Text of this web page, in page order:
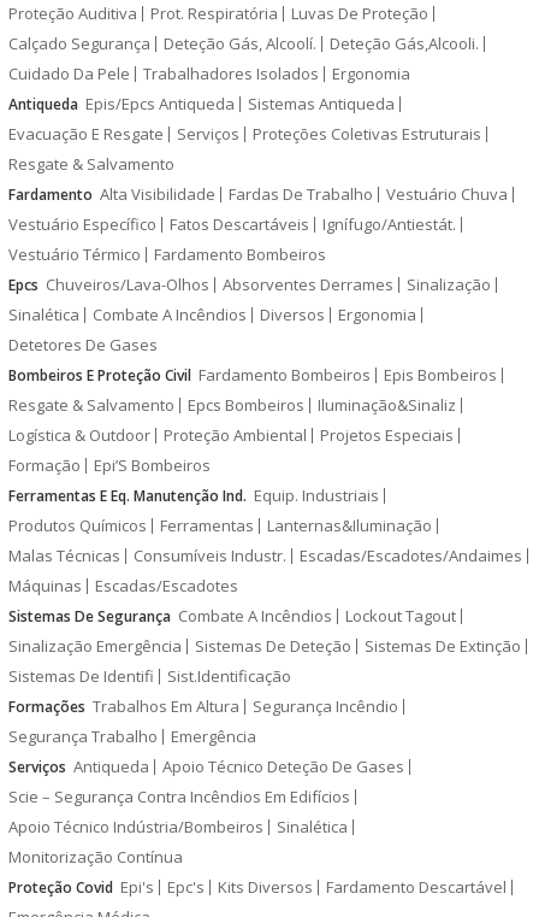
Proteção Auditiva
Prot. Respiratória
Luvas De Proteção
Calçado Segurança
Deteção Gás, Alcoolí.
Deteção Gás,Alcooli.
Cuidado Da Pele
Trabalhadores Isolados Ergonomia
Antiqueda Epis/Epcs Antiqueda
Sistemas Antiqueda
Evacuação E Resgate
Serviços
Proteções Coletivas Estruturais
Resgate & Salvamento
Fardamento Alta Visibilidade Fardas De Trabalho
Vestuário Chuva
Vestuário Específico
Fatos Descartáveis
Ignífugo/Antiestát.
Vestuário Térmico
Fardamento Bombeiros
Epcs Chuveiros/Lava-Olhos Absorventes Derrames
Sinalização
Sinalética
Combate A Incêndios Diversos
Ergonomia
Detetores De Gases
Bombeiros E Proteção Civil Fardamento Bombeiros
Epis Bombeiros
Resgate & Salvamento
Epcs Bombeiros
Iluminação&Sinaliz
Logística & Outdoor
Proteção Ambiental
Projetos Especiais
Formação
Epi’S Bombeiros
Ferramentas E Eq. Manutenção Ind. Equip. Industriais
Produtos Químicos
Ferramentas
Lanternas&Iluminação
Malas Técnicas
Consumíveis Industr.
Escadas/Escadotes/Andaimes
Máquinas
Escadas/Escadotes
Sistemas De Segurança Combate A Incêndios
Lockout Tagout
Sinalização Emergência
Sistemas De Deteção
Sistemas De Extinção
Sistemas De Identifi
Sist.Identificação
Formações Trabalhos Em Altura
Segurança Incêndio
Segurança Trabalho
Emergência
Serviços Antiqueda
Apoio Técnico Deteção De Gases
Scie – Segurança Contra Incêndios Em Edifícios
Apoio Técnico Indústria/Bombeiros
Sinalética
Monitorização Contínua
Proteção Covid Epi's Epc's Kits Diversos
Fardamento Descartável